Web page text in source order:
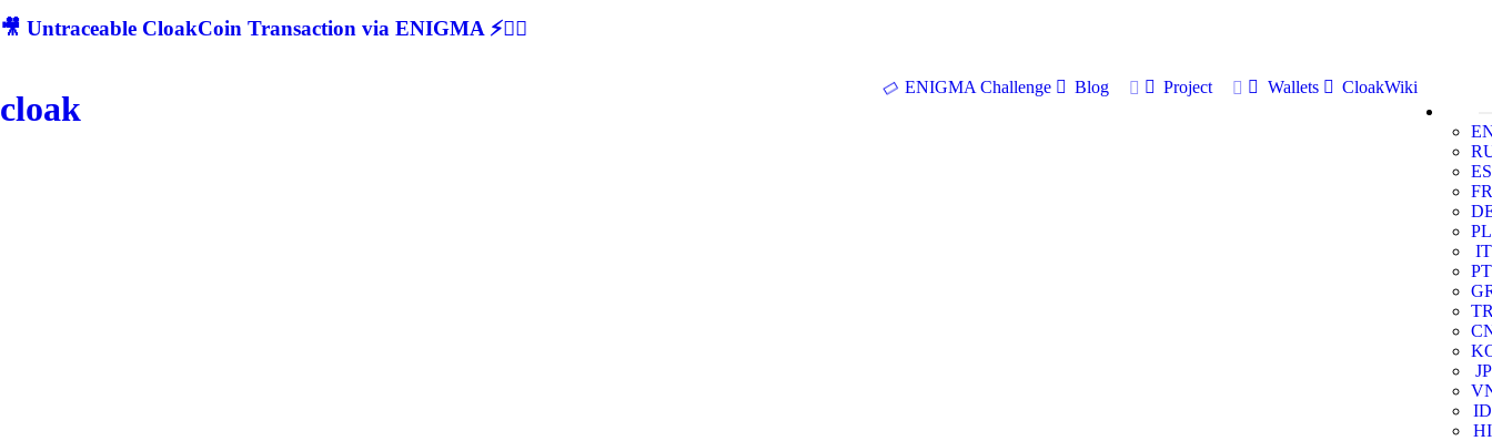
🎥 Untraceable CloakCoin Transaction via ENIGMA ⚡🕵‍♂
cloak
ENIGMA Challenge Blog Project Wallets
CloakWiki
ES
FR
PL
IT
PT
JP
ID
HI